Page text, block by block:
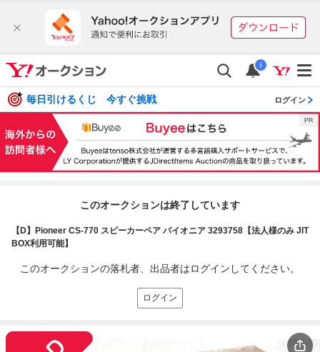
i
毎日引けるくじ 今すぐ挑戦 ログイン
このオークションは終了しています
【D】Pioneer CS-770 スピーカーペア パイオニア 3293758【法人様のみ JIT
BOX利用可能】
このオークションの落札者、出品者はログインしてください。
ログイン